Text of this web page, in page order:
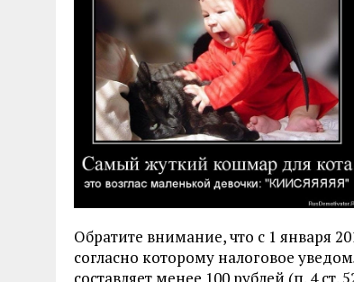
Обратите внимание, что с 1 января
согласно которому налоговое